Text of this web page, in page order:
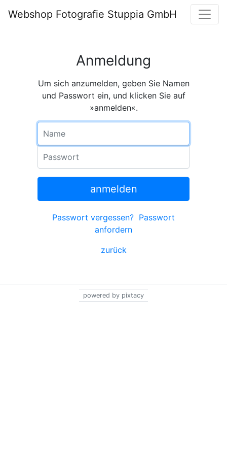
Webshop Fotografie Stuppia GmbH
Anmeldung
Um sich anzumelden, geben Sie Namen
und Passwort ein, und klicken Sie auf
»anmelden«.
anmelden
Passwort vergessen? Passwort
anfordern
zurück
powered by pixtacy